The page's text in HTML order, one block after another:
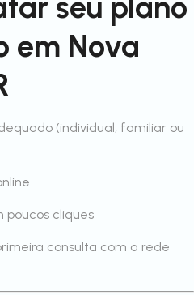
seu plano
em Nova
(individual, familiar ou
poucos cliques
consulta com a rede